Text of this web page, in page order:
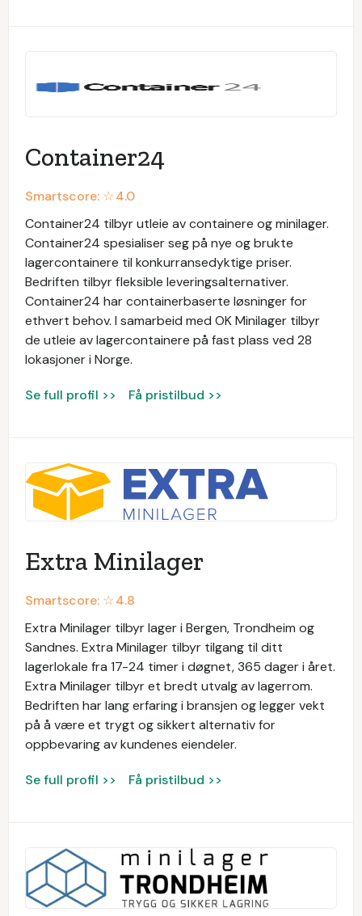
Container24
Smartscore: ☆4.0
Container24 tilbyr utleie av containere og minilager.
Container24 spesialiser seg på nye og brukte
lagercontainere til konkurransedyktige priser.
Bedriften tilbyr fleksible leveringsalternativer.
Container24 har containerbaserte løsninger for
ethvert behov. I samarbeid med OK Minilager tilbyr
de utleie av lagercontainere på fast plass ved 28
lokasjoner i Norge.
Se full profil >> Få pristilbud >>
Extra Minilager
Smartscore: ☆4.8
Extra Minilager tilbyr lager i Bergen, Trondheim og
Sandnes. Extra Minilager tilbyr tilgang til ditt
lagerlokale fra 17-24 timer i døgnet, 365 dager i året.
Extra Minilager tilbyr et bredt utvalg av lagerrom.
Bedriften har lang erfaring i bransjen og legger vekt
på å være et trygt og sikkert alternativ for
oppbevaring av kundenes eiendeler.
Se full profil >> Få pristilbud >>